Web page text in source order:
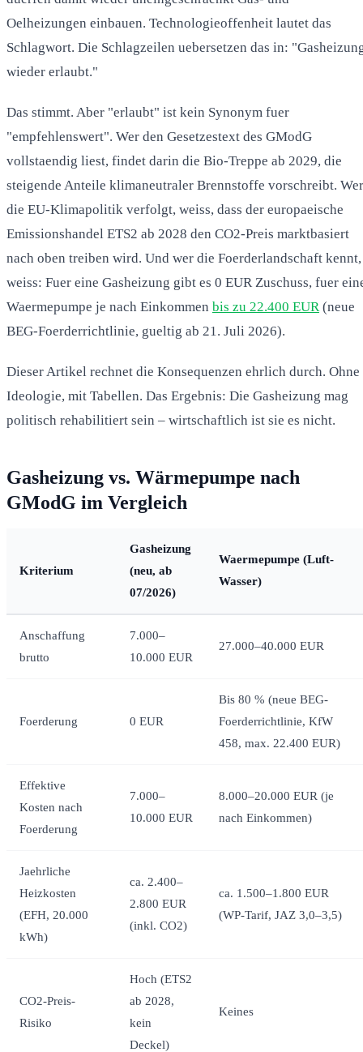
Oelheizungen einbauen. Technologieoffenheit lautet das
Schlagwort. Die Schlagzeilen uebersetzen das in:
wieder erlaubt."
Das stimmt. Aber "erlaubt" ist kein Synonym fuer
"empfehlenswert". Wer den Gesetzestext des GModG
vollstaendig liest, findet darin die Bio-Treppe ab 2029, die
steigende Anteile klimaneutraler Brennstoffe vorschreibt. Wer
die EU-Klimapolitik verfolgt, weiss, dass der europaeische
Emissionshandel ETS2 ab 2028 den CO2-Preis marktbasiert
nach oben treiben wird. Und wer die Foerderlandschaft kennt,
weiss: Fuer eine Gasheizung gibt es 0 EUR Zuschuss, fuer
Waermepumpe je nach Einkommen bis zu 22.400 EUR (neue
BEG-Foerderrichtlinie, gueltig ab 21. Juli 2026).
Dieser Artikel rechnet die Konsequenzen ehrlich durch. Ohne
Ideologie, mit Tabellen. Das Ergebnis: Die Gasheizung mag
politisch rehabilitiert sein – wirtschaftlich ist sie es nicht.
Gasheizung vs. Wärmepumpe nach
GModG im Vergleich
Kriterium
Gasheizung
(neu, ab
07/2026)
Waermepumpe (Luft-
Wasser)
Anschaffung
brutto
7.000–
10.000 EUR
27.000–40.000 EUR
Foerderung 0 EUR
Bis 80 % (neue BEG-
Foerderrichtlinie, KfW
458, max. 22.400 EUR)
Effektive
Kosten nach
Foerderung
7.000–
10.000 EUR
8.000–20.000 EUR (je
nach Einkommen)
Jaehrliche
Heizkosten
(EFH, 20.000
kWh)
ca. 2.400–
2.800 EUR
(inkl. CO2)
ca. 1.500–1.800 EUR
(WP-Tarif, JAZ 3,0–3,5)
CO2-Preis-
Risiko
Hoch (ETS2
ab 2028,
kein
Deckel)
Keines